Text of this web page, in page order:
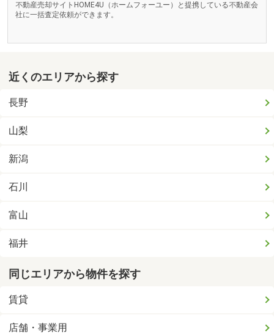
不動産売却サイトHOME4U（ホームフォーユー）と提携している不動産会
社に一括査定依頼ができます。
近くのエリアから探す
長野
山梨
新潟
石川
富山
福井
同じエリアから物件を探す
賃貸
店舗・事業用